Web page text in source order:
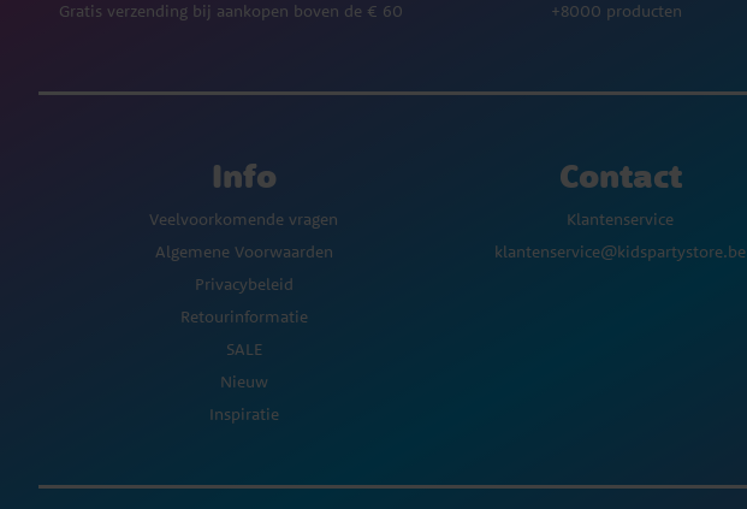
Gratis verzending bij aankopen boven de € 60 +8000 producten
Info
Veelvoorkomende vragen
Algemene Voorwaarden
Privacybeleid
Retourinformatie
SALE
Nieuw
Inspiratie
Contact
Klantenservice
klantenservice@kidspartystore.be